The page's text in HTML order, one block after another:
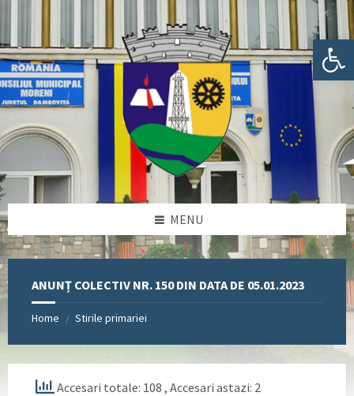
Deschide bara de unelte
sidebar
sidebar
MENU
ANUNȚ COLECTIV NR. 150 DIN DATA DE 05.01.2023
Home / Stirile primariei
Accesari totale: 108 , Accesari astazi: 2